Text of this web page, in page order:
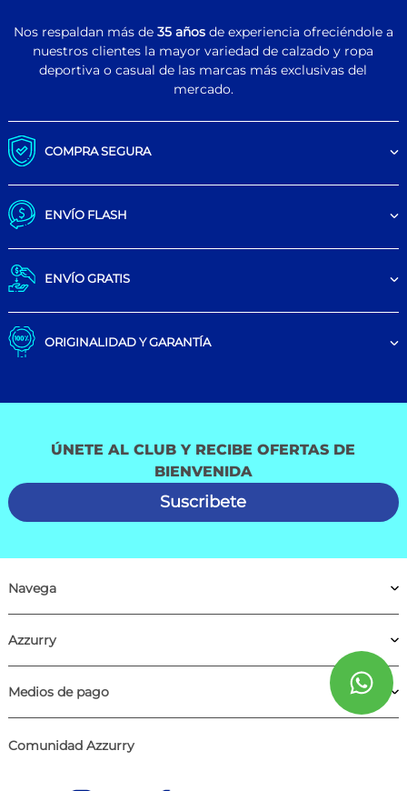
Nos respaldan más de 35 añosde experiencia ofreciéndole a
nuestros clientes la mayor variedad de calzado y ropa
deportiva o casual de las marcas más exclusivas del
mercado.
COMPRA SEGURA
ENVÍO FLASH
ENVÍO GRATIS
ORIGINALIDAD Y GARANTÍA
ÚNETE AL CLUB Y RECIBE OFERTAS DE
BIENVENIDA
Suscribete
Navega
Azzurry
Medios de pago
Comunidad Azzurry